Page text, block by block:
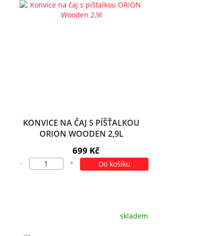
KONVICE NA ČAJ S PÍŠŤALKOU
ORION WOODEN 2,9L
699 Kč
- + Do košíku
skladem